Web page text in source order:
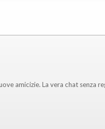
amicizie. La vera chat senza